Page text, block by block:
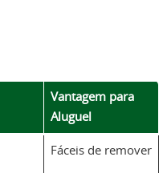
Vantagem para
Aluguel
Fáceis de remover